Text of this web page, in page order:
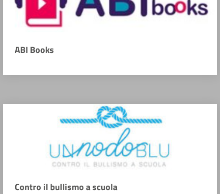
ABI Books
Contro il bullismo a scuola